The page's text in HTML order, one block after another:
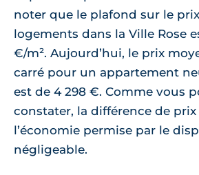
noter que le plafond sur le
logements dans la Ville Rose
€/m². Aujourd’hui, le prix
carré pour un appartement
est de 4 298 €. Comme vous
constater, la différence de
l’économie permise par le
négligeable.